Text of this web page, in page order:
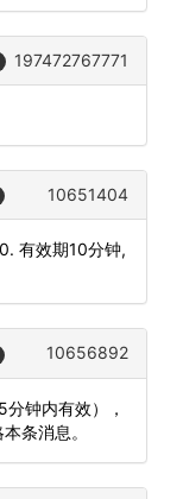
197472767771
10651404
有效期10分钟,
10656892
钟内有效），
条消息。